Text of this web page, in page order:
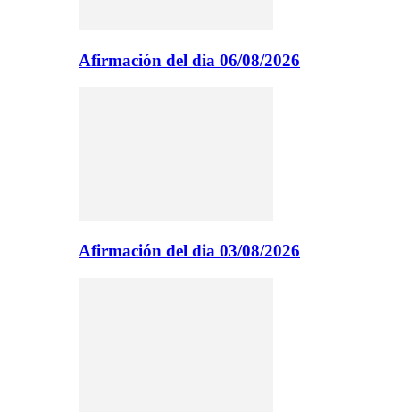
Afirmación del dia 06/08/2026
Afirmación del dia 03/08/2026